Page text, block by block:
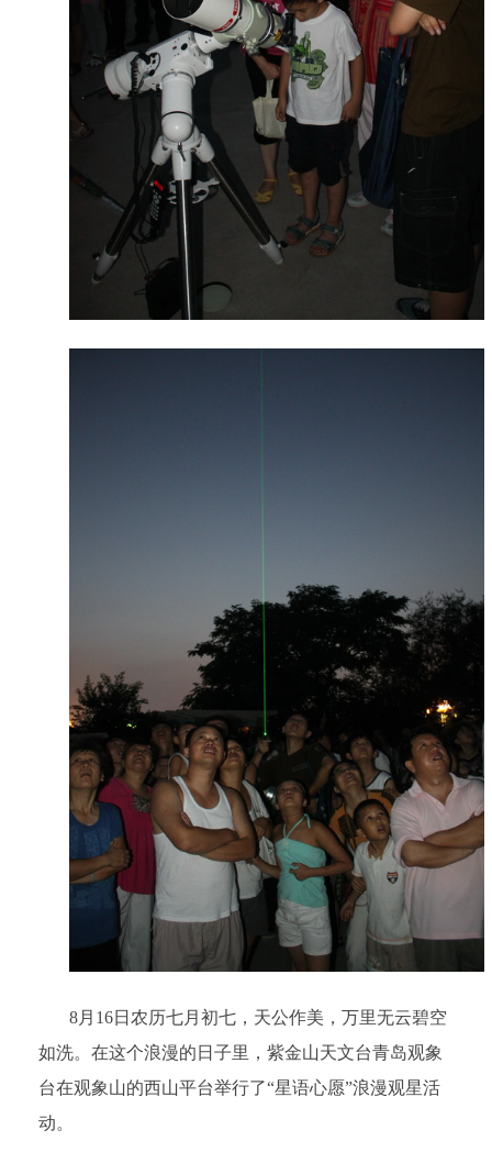
8月16日农历七月初七，天公作美，万里无云碧空
如洗。在这个浪漫的日子里，紫金山天文台青岛观象
台在观象山的西山平台举行了“星语心愿”浪漫观星活
动。